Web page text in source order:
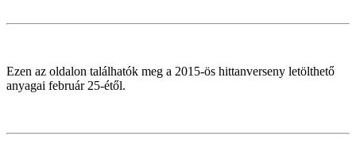
Ezen az oldalon találhatók meg a 2015-ös hittanverseny letölthető
anyagai február 25-étől.